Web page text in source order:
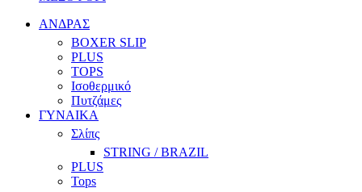
ΑΝΔΡΑΣ
BOXER SLIP
PLUS
TOPS
Ισοθερμικό
Πυτζάμες
ΓΥΝΑΙΚΑ
Σλίπς
STRING / BRAZIL
PLUS
Tops